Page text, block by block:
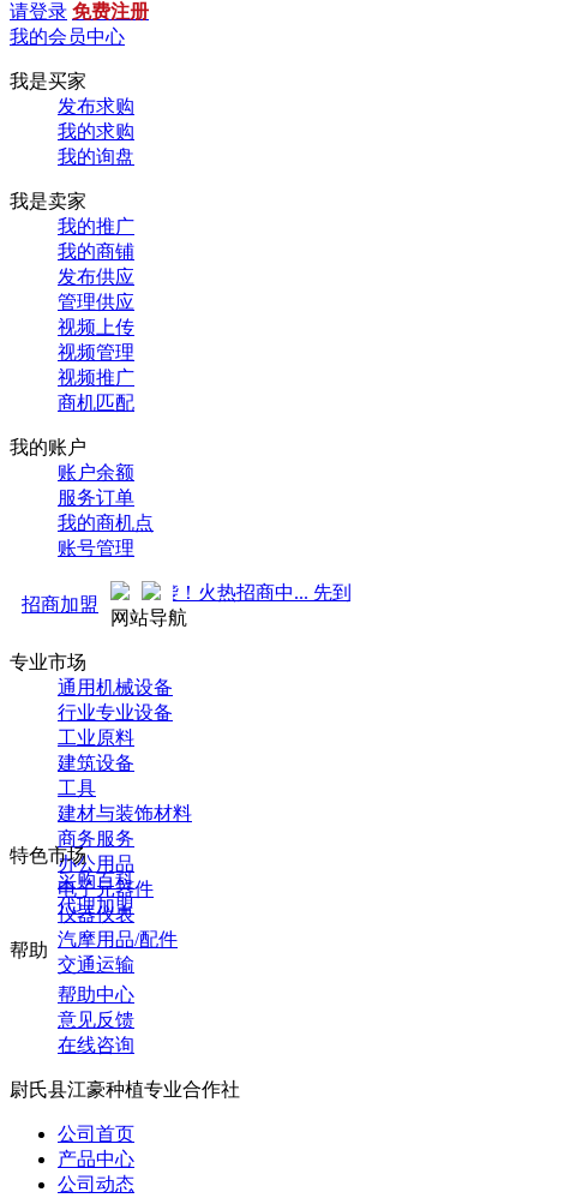
请登录 免费注册
我的会员中心
我是买家
发布求购
我的求购
我的询盘
我是卖家
我的推广
我的商铺
发布供应
管理供应
视频上传
视频管理
视频推广
商机匹配
我的账户
账户余额
服务订单
我的商机点
账号管理
招商加盟
广 强势来袭！火热招商中... 先到先得 ！
网站导航
专业市场
通用机械设备
行业专业设备
工业原料
建筑设备
工具
建材与装饰材料
商务服务
办公用品
电子元器件
仪器仪表
汽摩用品/配件
交通运输
特色市场
采购百科
代理加盟
帮助
帮助中心
意见反馈
在线咨询
尉氏县江豪种植专业合作社
公司首页
产品中心
公司动态